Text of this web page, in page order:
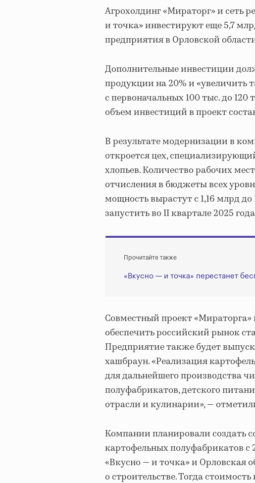
Агрохолдинг «Мираторг» и сеть
и точка» инвестируют еще 5,7
предприятия в Орловской
Дополнительные инвестиции
продукции на 20% и «увеличить
с первоначальных 100 тыс. до
объем инвестиций в проект
В результате модернизации в
откроется цех,
хлопьев. Количество рабочих
отчисления в бюджеты всех
мощность вырастут с 1,16 млрд
запустить во II квартале 2025
Прочитайте также
«Вкусно — и точка» перестанет
Совместный проект
обеспечить российский рынок
Предприятие также будет
хашбраун. «Реализация
для дальнейшего производства
полуфабрикатов, детского
отрасли и кулинарии», —
Компании планировали создать
картофельных полуфабрикатов с
«Вкусно — и точка» и Орловская
о строительстве. Тогда